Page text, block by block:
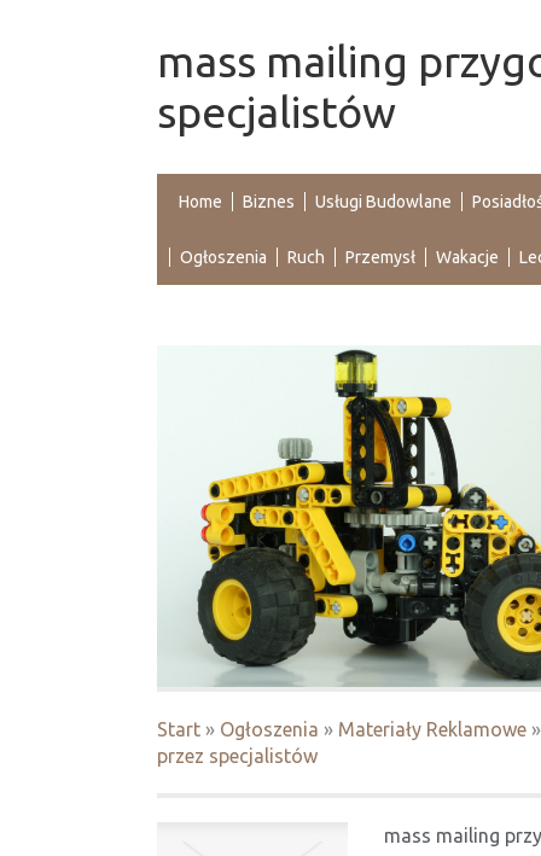
mass mailing
specjalistów
Home Biznes Usługi Budowlane
Ogłoszenia Ruch Przemysł Wakacje
Start » Ogłoszenia » Materiały Reklamowe
przez specjalistów
mass mailing